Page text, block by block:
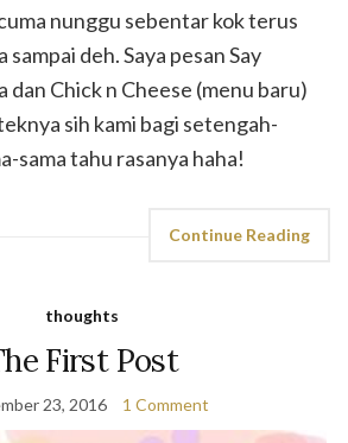
nunggu sebentar kok terus
sampai deh. Saya pesan Say
dan Chick n Cheese (menu baru)
sih kami bagi setengah-
sama tahu rasanya haha!
Continue Reading
thoughts
First Post
23, 2016 1 Comment